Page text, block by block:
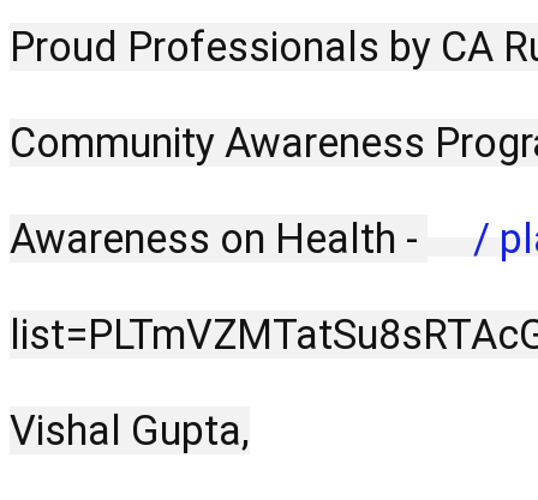
Proud Professionals by CA
Community Awareness
Awareness on Health -
/
Vishal Gupta,